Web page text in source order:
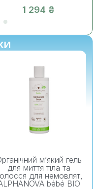
1 294 ₴
м’який гель
для миття тіла та
для немовлят,
bébé BIO